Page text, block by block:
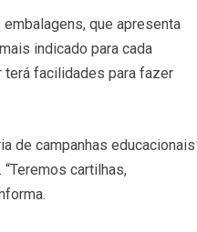
que apresenta
indicado para cada
terá facilidades para fazer
de campanhas educacionais
cartilhas,